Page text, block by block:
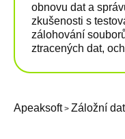
obnovu dat a
zkušenosti s
zálohování
ztracených dat,
Apeaksoft> Záložní